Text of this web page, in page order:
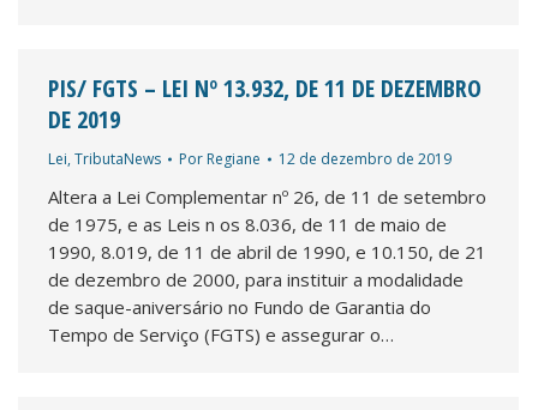
PIS/ FGTS – LEI Nº 13.932, DE 11 DE DEZEMBRO
DE 2019
Lei,TributaNews Por Regiane 12 de dezembro de 2019
Altera a Lei Complementar nº 26, de 11 de setembro
de 1975, e as Leis n os 8.036, de 11 de maio de
1990, 8.019, de 11 de abril de 1990, e 10.150, de 21
de dezembro de 2000, para instituir a modalidade
de saque-aniversário no Fundo de Garantia do
Tempo de Serviço (FGTS) e assegurar o…